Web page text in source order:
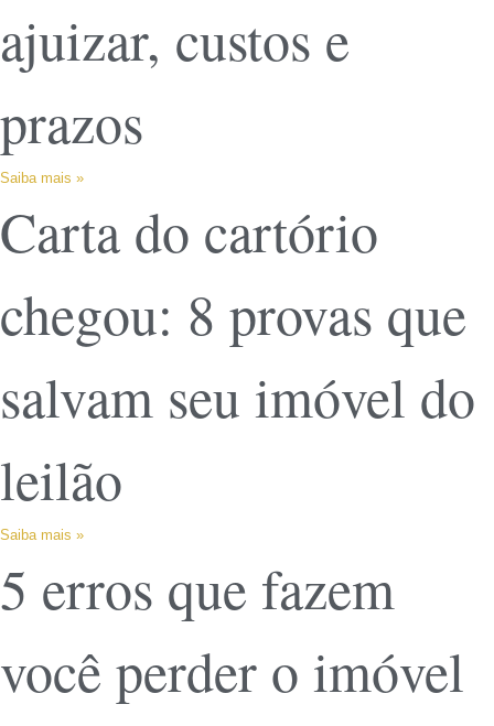
ajuizar, custos e
prazos
Saiba mais »
Carta do cartório
chegou: 8 provas que
salvam seu imóvel do
leilão
Saiba mais »
5 erros que fazem
você perder o imóvel